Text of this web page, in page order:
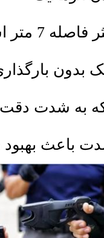
متر است.
بدون
به شدت دقت